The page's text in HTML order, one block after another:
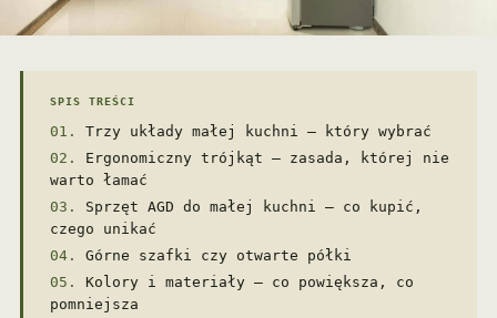
SPIS TREŚCI
Trzy układy małej kuchni — który wybrać
Ergonomiczny trójkąt — zasada, której nie
warto łamać
Sprzęt AGD do małej kuchni — co kupić,
czego unikać
Górne szafki czy otwarte półki
Kolory i materiały — co powiększa, co
pomniejsza